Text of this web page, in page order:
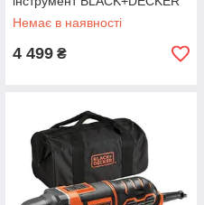
MT218K 18 В 1.5 Аг 20.9 Нм
1.46 кг Li-Ion 150 Вт
Немає в наявності
4 499 ₴